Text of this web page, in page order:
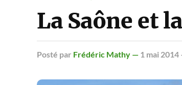
La Saône et
Posté par Frédéric Mathy — 1 mai 2014